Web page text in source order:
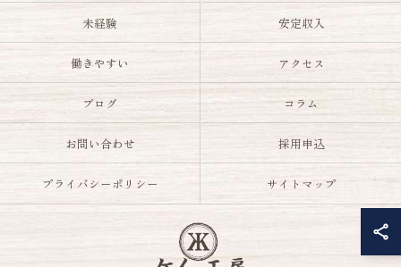
未経験 安定収入
働きやすい アクセス
ブログ コラム
お問い合わせ 採用申込
プライバシーポリシー サイトマップ